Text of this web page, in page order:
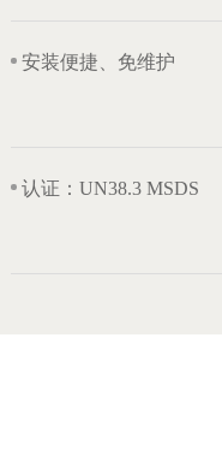
安装便捷、免维护
认证：UN38.3 MSDS